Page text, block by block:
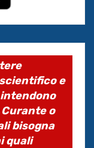
e
o
bisogna
quali